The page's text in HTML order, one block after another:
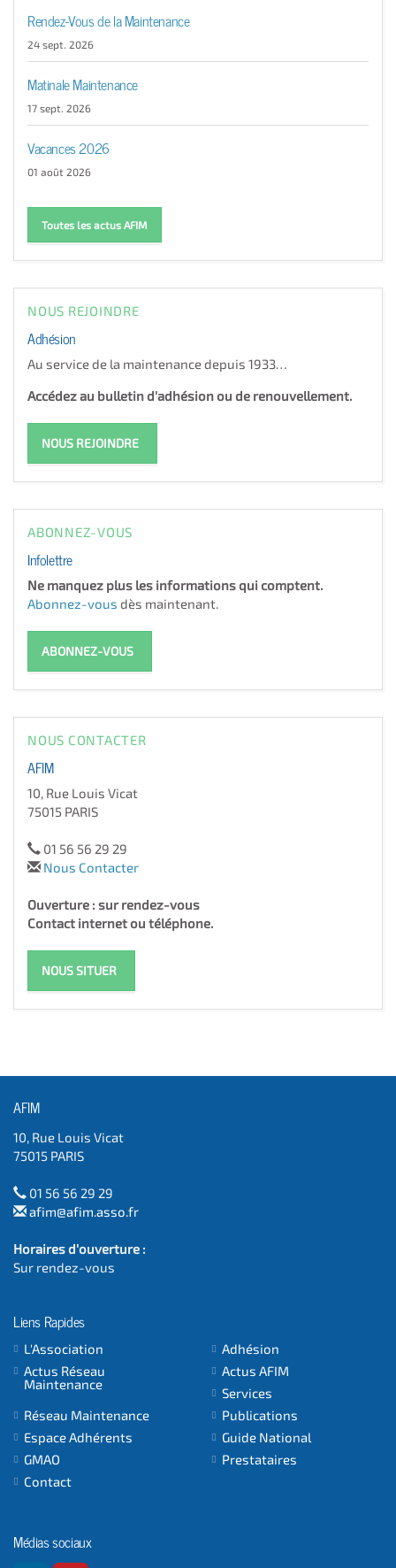
Rendez-Vous de la Maintenance
24 sept. 2026
Matinale Maintenance
17 sept. 2026
Vacances 2026
01 août 2026
Toutes les actus AFIM
NOUS REJOINDRE
Adhésion
Au service de la maintenance depuis 1933…
Accédez au bulletin d'adhésion ou de renouvellement.
NOUS REJOINDRE
ABONNEZ-VOUS
Infolettre
Ne manquez plus les informations qui comptent.
Abonnez-vous dès maintenant.
ABONNEZ-VOUS
NOUS CONTACTER
AFIM
10, Rue Louis Vicat
75015 PARIS
01 56 56 29 29
Nous Contacter
Ouverture : sur rendez-vous
Contact internet ou téléphone.
NOUS SITUER
AFIM
10, Rue Louis Vicat
75015 PARIS
01 56 56 29 29
afim@afim.asso.fr
Horaires d'ouverture :
Sur rendez-vous
Liens Rapides
L'Association
Adhésion
Actus Réseau
Maintenance
Actus AFIM
Services
Réseau Maintenance
Publications
Espace Adhérents
Guide National
GMAO
Prestataires
Contact
Médias sociaux